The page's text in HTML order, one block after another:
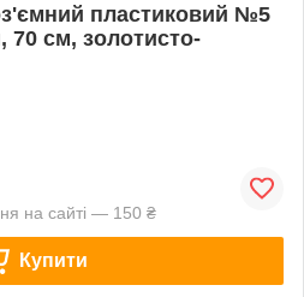
пластиковий №5
70 см, золотисто-
на сайті — 150 ₴
Купити